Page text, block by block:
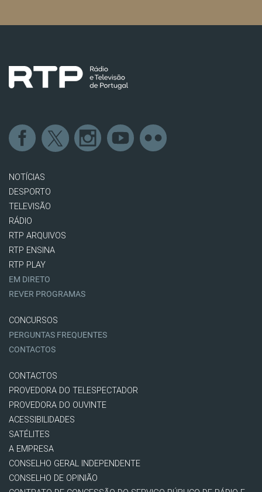
NOTÍCIAS
DESPORTO
TELEVISÃO
RÁDIO
RTP ARQUIVOS
RTP ENSINA
RTP PLAY
EM DIRETO
REVER PROGRAMAS
CONCURSOS
PERGUNTAS FREQUENTES
CONTACTOS
CONTACTOS
PROVEDORA DO TELESPECTADOR
PROVEDORA DO OUVINTE
ACESSIBILIDADES
SATÉLITES
A EMPRESA
CONSELHO GERAL INDEPENDENTE
CONSELHO DE OPINIÃO